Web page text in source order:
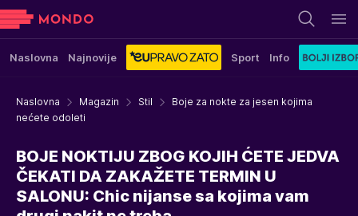
Naslovna Najnovije Sport Info
Naslovna Magazin Stil
Boje za nokte za jesen kojima
nećete odoleti
BOJE NOKTIJU ZBOG KOJIH ĆETE JEDVA
ČEKATI DA ZAKAŽETE TERMIN U
SALONU: Chic nijanse sa kojima vam